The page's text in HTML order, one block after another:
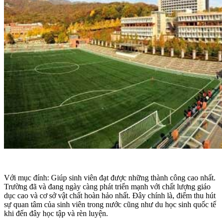
Với mục đính: Giúp sinh viên đạt được những thành công cao nhất.
Trường đã và đang ngày càng phát triển mạnh với chất lượng giáo
dục cao và cơ sở vật chất hoàn hảo nhất. Đây chính là, điểm thu hút
sự quan tâm của sinh viên trong nước cũng như du học sinh quốc tế
khi đến đây học tập và rèn luyện.